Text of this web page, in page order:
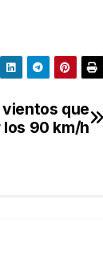
que
los 90 km/h